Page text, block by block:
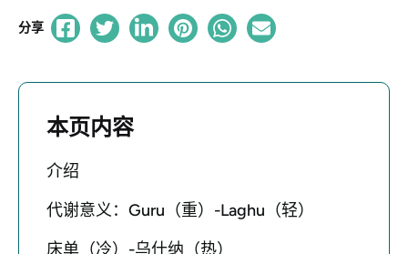
分享
本页内容
介绍
代谢意义：Guru（重）-Laghu（轻）
床单（冷）-乌什纳（热）